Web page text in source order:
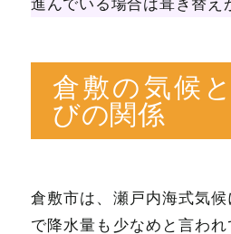
進んでいる場合は葺き替え
倉敷の気候
びの関係
倉敷市は、瀬戸内海式気
で降水量も少なめと言われ